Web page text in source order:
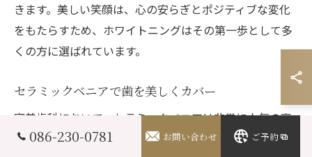
きます。美しい笑顔は、心の安らぎとポジティブな変化
をもたらすため、ホワイトニングはその第一歩として多
くの方に選ばれています。
セラミックベニアで歯を美しくカバー
審美歯科において、セラミックベニアは非常に人気の高
い施術の一つです。この方法は、歯の表面に薄いセラミ
086-230-0781 お問い合わせ ご予約